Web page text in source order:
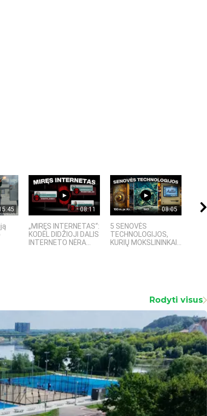
08:11
„MIRĘS INTERNETAS“:
KODĖL DIDŽIOJI DALIS
INTERNETO NĖRA...
08:05
5 SENOVĖS
TECHNOLOGIJOS,
KURIŲ MOKSLININKAI...
Rodyti visus